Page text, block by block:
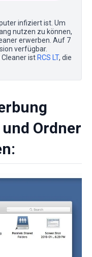
infiziert ist. Um
nutzen zu können,
erwerben. Auf 7
verfügbar.
ist RCS LT, die
Ordner